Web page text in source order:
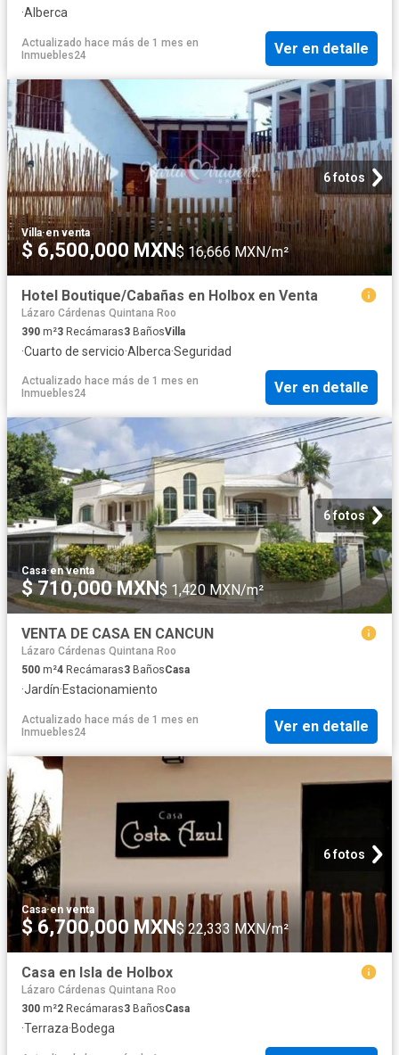
·Alberca
Actualizado hace más de 1 mes en
Inmuebles24
Ver en detalle
6 fotos
Villa·en venta
$ 6,500,000 MXN$ 16,666 MXN/m²
Hotel Boutique/Cabañas en Holbox en Venta
Lázaro Cárdenas Quintana Roo
390 m²3 Recámaras3 BañosVilla
·Cuarto de servicio·Alberca·Seguridad
Actualizado hace más de 1 mes en
Inmuebles24
Ver en detalle
6 fotos
Casa·en venta
$ 710,000 MXN $ 1,420 MXN/m²
VENTA DE CASA EN CANCUN
Lázaro Cárdenas Quintana Roo
500 m²4 Recámaras3 BañosCasa
·Jardín·Estacionamiento
Actualizado hace más de 1 mes en
Inmuebles24
Ver en detalle
6 fotos
Casa·en venta
$ 6,700,000 MXN$ 22,333 MXN/m²
Casa en Isla de Holbox
Lázaro Cárdenas Quintana Roo
300 m²2 Recámaras3 BañosCasa
·Terraza·Bodega